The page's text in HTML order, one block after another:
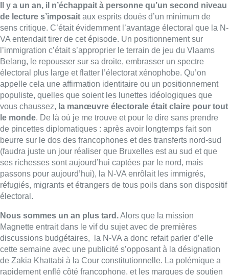
Il y a un an, il n’échappait à personne qu’un second niveau
de lecture s’imposait aux esprits doués d’un minimum de
sens critique. C’était évidemment l’avantage électoral que la N-
VA entendait tirer de cet épisode. Un positionnement sur
l’immigration c’était s’approprier le terrain de jeu du Vlaams
Belang, le repousser sur sa droite, embrasser un spectre
électoral plus large et flatter l’électorat xénophobe. Qu’on
appelle cela une affirmation identitaire ou un positionnement
populiste, quelles que soient les lunettes idéologiques que
vous chaussez, la manœuvre électorale était claire pour tout
le monde. De là où je me trouve et pour le dire sans prendre
de pincettes diplomatiques : après avoir longtemps fait son
beurre sur le dos des francophones et des transferts nord-sud
(faudra juste un jour réaliser que Bruxelles est au sud et que
ses richesses sont aujourd’hui captées par le nord, mais
passons pour aujourd’hui), la N-VA enrôlait les immigrés,
réfugiés, migrants et étrangers de tous poils dans son dispositif
électoral.
Nous sommes un an plus tard.Alors que la mission
Magnette entrait dans le vif du sujet avec de premières
discussions budgétaires,
la N-VA a donc refait parler d’elle
cette semaine avec une publicité s’opposant à la désignation
de Zakia Khattabi à la Cour constitutionnelle. La polémique a
rapidement enflé côté francophone, et les marques de soutien